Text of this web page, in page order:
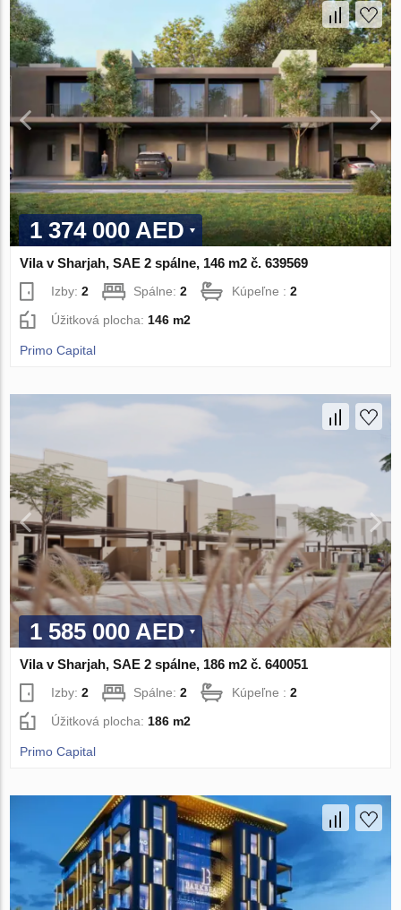
1 374 000 AED
Vila v Sharjah, SAE 2 spálne, 146 m2 č. 639569
Izby:2 Spálne:2 Kúpeľne :2
Úžitková plocha: 146 m2
Primo Capital
1 585 000 AED
Vila v Sharjah, SAE 2 spálne, 186 m2 č. 640051
Izby:2 Spálne:2 Kúpeľne :2
Úžitková plocha:186 m2
Primo Capital